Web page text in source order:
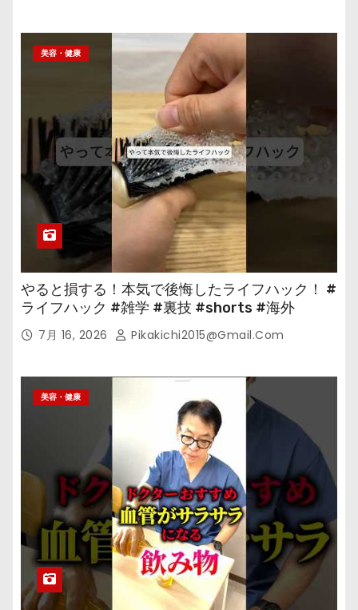
美容・健康
やると損する！本気で後悔したライフハック！ #
ライフハック #雑学 #裏技 #shorts #海外
7月 16, 2026 Pikakichi2015@gmail.com
美容・健康